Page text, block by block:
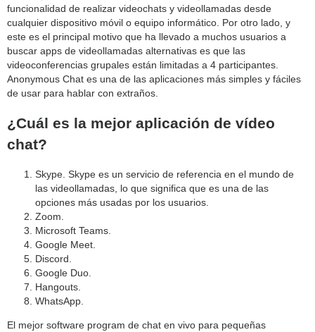
funcionalidad de realizar videochats y videollamadas desde
cualquier dispositivo móvil o equipo informático. Por otro lado, y
este es el principal motivo que ha llevado a muchos usuarios a
buscar apps de videollamadas alternativas es que las
videoconferencias grupales están limitadas a 4 participantes.
Anonymous Chat es una de las aplicaciones más simples y fáciles
de usar para hablar con extraños.
¿Cuál es la mejor aplicación de vídeo
chat?
Skype. Skype es un servicio de referencia en el mundo de
las videollamadas, lo que significa que es una de las
opciones más usadas por los usuarios.
Zoom.
Microsoft Teams.
Google Meet.
Discord.
Google Duo.
Hangouts.
WhatsApp.
El mejor software program de chat en vivo para pequeñas